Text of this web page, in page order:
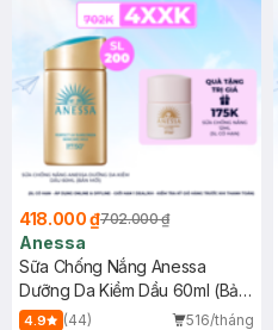
418.000 ₫702.000 ₫
Anessa
Sữa Chống Nắng Anessa
Dưỡng Da Kiềm Dầu 60ml (Bản
Mới)
4.9 (44)
516/tháng